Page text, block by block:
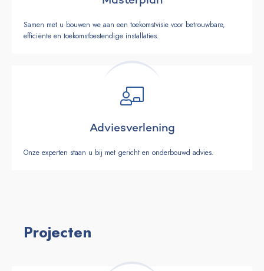
Samen met u bouwen we aan een toekomstvisie voor betrouwbare,
efficiënte en toekomstbestendige installaties.
Adviesverlening
Onze experten staan u bij met gericht en onderbouwd advies.
Projecten